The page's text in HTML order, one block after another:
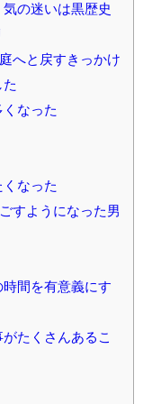
の迷いは黒歴史
へと戻すきっかけ
なった
なった
すようになった男
間を有意義にす
たくさんあるこ